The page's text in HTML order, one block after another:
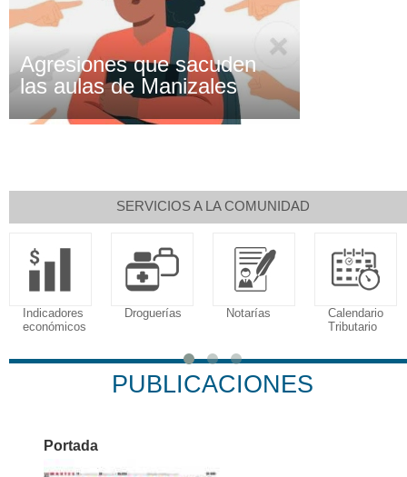
Agresiones que sacuden
las aulas de Manizales
SERVICIOS A LA COMUNIDAD
Indicadores
económicos
Droguerías Notarías
Calendario
Tributario
PUBLICACIONES
Portada